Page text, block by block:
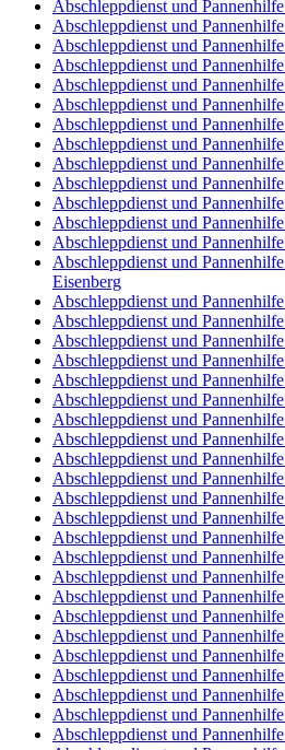
Abschleppdienst und
Abschleppdienst und
Abschleppdienst und
Abschleppdienst und
Abschleppdienst und
Abschleppdienst und
Abschleppdienst und
Abschleppdienst und
Abschleppdienst und
Abschleppdienst und
Abschleppdienst und
Abschleppdienst und
Abschleppdienst und
Abschleppdienst und
Eisenberg
Abschleppdienst und
Abschleppdienst und
Abschleppdienst und
Abschleppdienst und
Abschleppdienst und
Abschleppdienst und
Abschleppdienst und
Abschleppdienst und
Abschleppdienst und
Abschleppdienst und
Abschleppdienst und
Abschleppdienst und
Abschleppdienst und
Abschleppdienst und
Abschleppdienst und
Abschleppdienst und
Abschleppdienst und
Abschleppdienst und
Abschleppdienst und
Abschleppdienst und
Abschleppdienst und
Abschleppdienst und
Abschleppdienst und